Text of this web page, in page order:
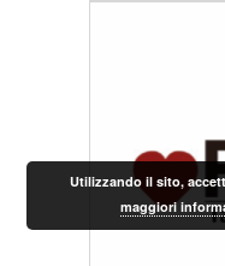
Utilizzando il sito,
maggiori